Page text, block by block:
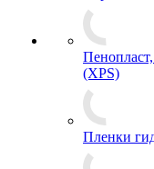
(XPS)
Пленки